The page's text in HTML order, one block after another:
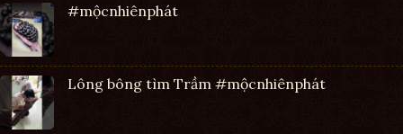
#mộcnhiênphát
Lông bông tìm Trầm #mộcnhiênphát